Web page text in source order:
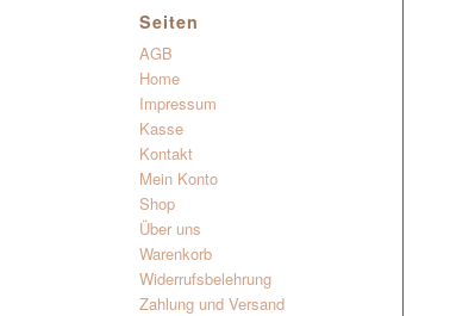
Seiten
AGB
Home
Impressum
Kasse
Kontakt
Mein Konto
Shop
Über uns
Warenkorb
Widerrufsbelehrung
Zahlung und Versand